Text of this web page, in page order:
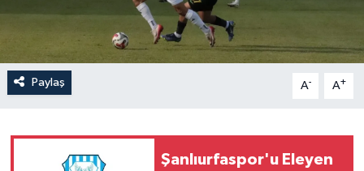
Paylaş A- A+
Şanlıurfaspor'u Eleyen